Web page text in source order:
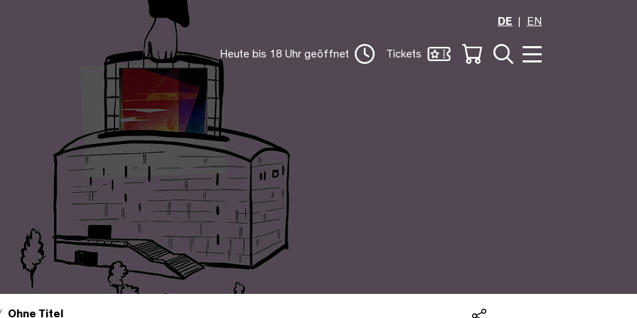
DE
EN
Heute bis 18 Uhr geöffnet Tickets
Ohne Titel